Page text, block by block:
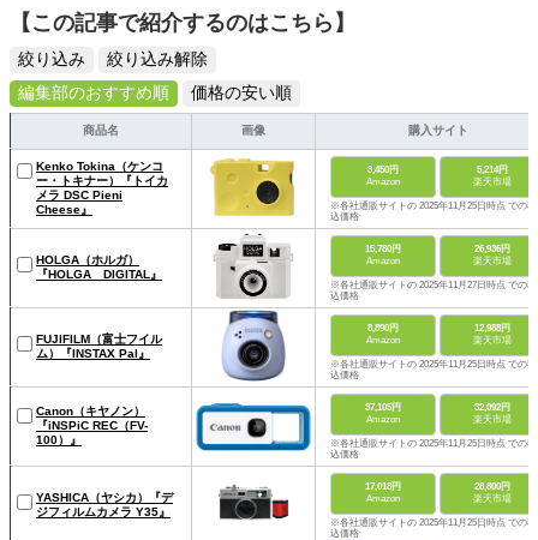
【この記事で紹介するのはこちら】
絞り込み
絞り込み解除
編集部のおすすめ順
価格の安い順
商品名 画像 購入サイト
Kenko Tokina（ケンコ
ー・トキナー）『トイカ
メラ DSC Pieni
Cheese』
3,450円
Amazon
5,214円
楽天市場
※各社通販サイトの 2025年11月25日時点 での税
込価格
HOLGA（ホルガ）
『HOLGA DIGITAL』
15,780円
Amazon
26,936円
楽天市場
※各社通販サイトの 2025年11月27日時点 での税
込価格
FUJIFILM（富士フイル
ム）『INSTAX Pal』
8,890円
Amazon
12,988円
楽天市場
※各社通販サイトの 2025年11月25日時点 での税
込価格
Canon（キヤノン）
『iNSPiC REC（FV-
100）』
37,105円
Amazon
32,092円
楽天市場
※各社通販サイトの 2025年11月25日時点 での税
込価格
YASHICA（ヤシカ）『デ
ジフィルムカメラ Y35』
17,018円
Amazon
28,800円
楽天市場
※各社通販サイトの 2025年11月25日時点 での税
込価格